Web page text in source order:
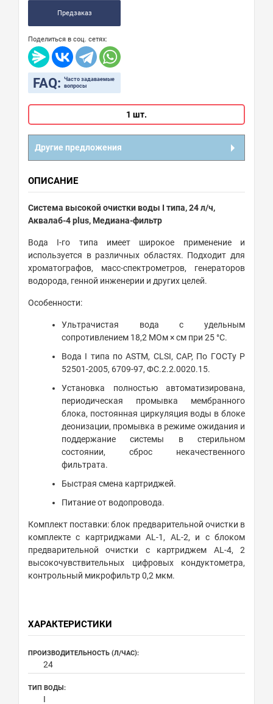
Предзаказ
Поделиться в соц. сетях:
FAQ: Часто задаваемые
вопросы
1 шт.
Другие предложения
ОПИСАНИЕ
Система высокой очистки воды I типа, 24 л/ч,
Аквалаб-4 plus, Медиана-фильтр
Вода I-го типа имеет широкое применение и
используется в различных областях. Подходит для
хроматографов, масс-спектрометров, генераторов
водорода, генной инженерии и других целей.
Особенности:
Ультрачистая вода с удельным
сопротивлением 18,2 МОм × см при 25 °С.
Вода I типа по ASTM, CLSI, CAP, По ГОСТу Р
52501-2005, 6709-97, ФС.2.2.0020.15.
Установка полностью автоматизирована,
периодическая промывка мембранного
блока, постоянная циркуляция воды в блоке
деонизации, промывка в режиме ожидания и
поддержание системы в стерильном
состоянии, сброс некачественного
фильтрата.
Быстрая смена картриджей.
Питание от водопровода.
Комплект поставки: блок предварительной очистки в
комплекте с картриджами AL-1, AL-2, и с блоком
предварительной очистки с картриджем AL-4, 2
высокочувствительных цифровых кондуктометра,
контрольный микрофильтр 0,2 мкм.
ХАРАКТЕРИСТИКИ
ПРОИЗВОДИТЕЛЬНОСТЬ (Л/ЧАС):
24
ТИП ВОДЫ:
I